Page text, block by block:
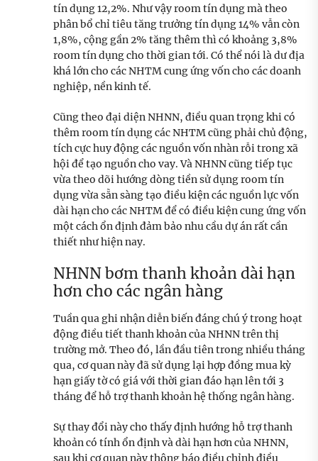
tín dụng 12,2%. Như vậy room tín dụng mà theo
phân bổ chỉ tiêu tăng trưởng tín dụng 14% vẫn còn
1,8%, cộng gần 2% tăng thêm thì có khoảng 3,8%
room tín dụng cho thời gian tới. Có thể nói là dư địa
khá lớn cho các NHTM cung ứng vốn cho các doanh
nghiệp, nền kinh tế.
Cũng theo đại diện NHNN, điều quan trọng khi có
thêm room tín dụng các NHTM cũng phải chủ động,
tích cực huy động các nguồn vốn nhàn rỗi trong xã
hội để tạo nguồn cho vay. Và NHNN cũng tiếp tục
vừa theo dõi hướng dòng tiền sử dụng room tín
dụng vừa sẵn sàng tạo điều kiện các nguồn lực vốn
dài hạn cho các NHTM để có điều kiện cung ứng vốn
một cách ổn định đảm bảo nhu cầu dự án rất cần
thiết như hiện nay.
NHNN bơm thanh khoản dài hạn
hơn cho các ngân hàng
Tuần qua ghi nhận diễn biến đáng chú ý trong hoạt
động điều tiết thanh khoản của NHNN trên thị
trường mở. Theo đó, lần đầu tiên trong nhiều tháng
qua, cơ quan này đã sử dụng lại hợp đồng mua kỳ
hạn giấy tờ có giá với thời gian đáo hạn lên tới 3
tháng để hỗ trợ thanh khoản hệ thống ngân hàng.
Sự thay đổi này cho thấy định hướng hỗ trợ thanh
khoản có tính ổn định và dài hạn hơn của NHNN,
sau khi cơ quan này thông báo điều chỉnh điều